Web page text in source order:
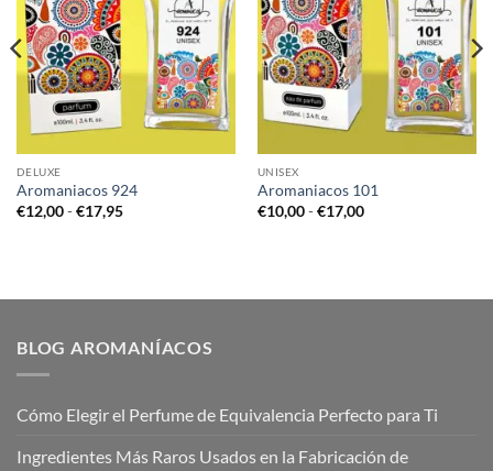
DELUXE
Aromaniacos 924
€12,00 - €17,95Rango
€17,95
UNISEX
Aromaniacos 101
€10,00 - €17,00Rango
€17,00
BLOG AROMANÍACOS
Cómo Elegir el Perfume de Equivalencia Perfecto para Ti
Ingredientes Más Raros Usados en la Fabricación de